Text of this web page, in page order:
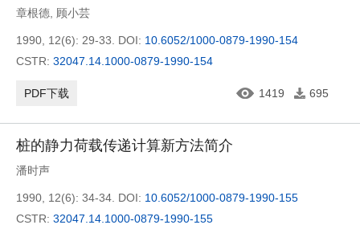
章根德 顾小芸
1990, 12(6): 29-33. DOI: 10.6052/1000-0879-1990-154
CSTR: 32047.14.1000-0879-1990-154
PDF下载 1419 695
桩的静力荷载传递计算新方法简介
潘时声
1990, 12(6): 34-34. DOI: 10.6052/1000-0879-1990-155
CSTR: 32047.14.1000-0879-1990-155